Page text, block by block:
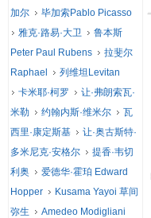
加尔
毕加索Pablo Picasso
雅克·路易·大卫
鲁本斯
Peter Paul Rubens
拉斐尔
Raphael
列维坦Levitan
卡米耶·柯罗
让·弗朗索瓦·
米勒
约翰内斯·维米尔
瓦
西里·康定斯基
让·奥古斯特·
多米尼克·安格尔
提香·韦切
利奥
爱德华·霍珀 Edward
Hopper
Kusama Yayoi 草间
弥生
Amedeo Modigliani